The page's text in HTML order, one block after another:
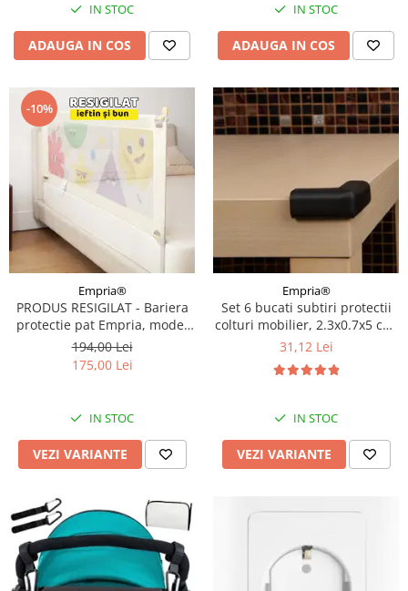
IN STOC
ADAUGA IN COS
IN STOC
ADAUGA IN COS
-10%
Empria®
PRODUS RESIGILAT - Bariera
protectie pat Empria, model
BASIC interconectabil, reglabil
si culisant, inaltime ajustabila
pana la 94 cm, Diverse
194,00 Lei
175,00 Lei
IN STOC
VEZI VARIANTE
Empria®
Set 6 bucati subtiri protectii
colturi mobilier, 2.3x0.7x5 cm,
Diverse culori
31,12 Lei
IN STOC
VEZI VARIANTE